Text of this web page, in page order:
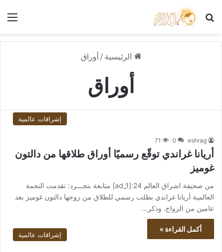
بحث عن
الرئيسية / أوراق
أوراق
إشراقات عالمية
eshrag
0
71
أريانا غراندي توقّع رسميًا أوراق طلاقها من دالتون
غوميز
من صحيفة اشراق العالم 24:[ad_1] متابعة بتجـــرد: تقدمت النجمة
العالمية أريانا غراندي بطلب رسمي للطلاق من زوجها دالتون غوميز بعد
عامين من الزواج. وذكر…
أكمل القراءة »
إشراقات عالمية